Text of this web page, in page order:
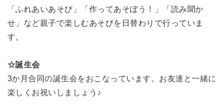
「ふれあいあそび」「作ってあそぼう！」「読み聞か
せ」など親子で楽しむあそびを日替わりで行っていま
す。
☆誕生会
3か月合同の誕生会をおこなっています。お友達と一緒に
楽しくお祝いしましょう♪